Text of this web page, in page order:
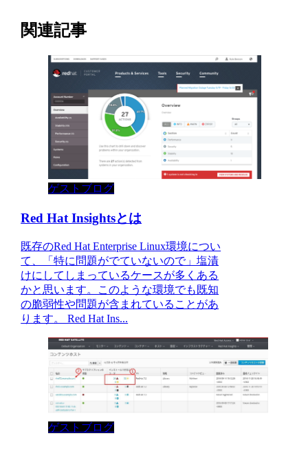
関連記事
ゲストブログ
Red Hat Insightsとは
既存のRed Hat Enterprise Linux環境につい
て、「特に問題がでていないので」塩漬
けにしてしまっているケースが多くある
かと思います。このような環境でも既知
の脆弱性や問題が含まれていることがあ
ります。 Red Hat Ins...
ゲストブログ